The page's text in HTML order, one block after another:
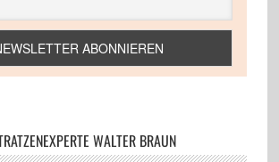
WALTER BRAUN